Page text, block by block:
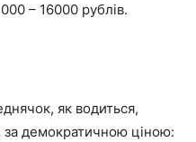
– 16000 рублів.
як водиться,
за демократичною ціною: